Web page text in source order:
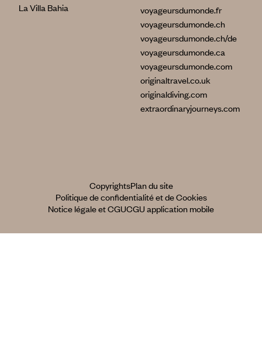
La Villa Bahia
voyageursdumonde.fr
voyageursdumonde.ch
voyageursdumonde.ch/de
voyageursdumonde.ca
voyageursdumonde.com
originaltravel.co.uk
originaldiving.com
extraordinaryjourneys.com
CopyrightsPlan du site
Politique de confidentialité et de Cookies
Notice légale et CGUCGU application mobile